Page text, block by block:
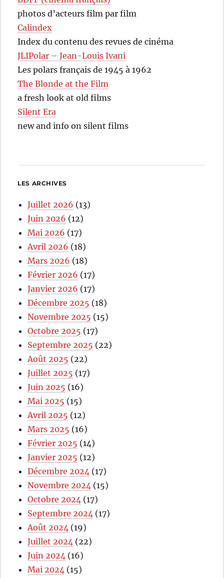
photos d’acteurs film par film
Calindex
Index du contenu des revues de cinéma
JLIPolar – Jean-Louis Ivani
Les polars français de 1945 à 1962
The Blonde at the Film
a fresh look at old films
Silent Era
new and info on silent films
LES ARCHIVES
Juillet 2026 (13)
Juin 2026 (12)
Mai 2026 (17)
Avril 2026 (18)
Mars 2026 (18)
Février 2026 (17)
Janvier 2026 (17)
Décembre 2025 (18)
Novembre 2025 (15)
Octobre 2025 (17)
Septembre 2025 (22)
Août 2025 (22)
Juillet 2025 (17)
Juin 2025 (16)
Mai 2025 (15)
Avril 2025 (12)
Mars 2025 (16)
Février 2025 (14)
Janvier 2025 (12)
Décembre 2024 (17)
Novembre 2024 (15)
Octobre 2024 (17)
Septembre 2024 (17)
Août 2024 (19)
Juillet 2024 (22)
Juin 2024 (16)
Mai 2024 (15)